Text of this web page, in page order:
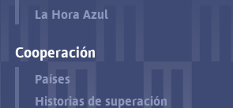
La Hora Azul
Cooperación
Países
Historias de superación